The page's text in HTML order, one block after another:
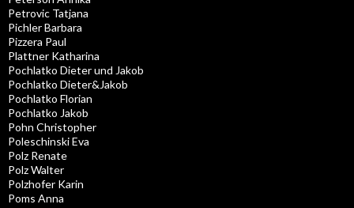
Petrovic Tatjana
Pichler Barbara
Pizzera Paul
Plattner Katharina
Pochlatko Dieter und Jakob
Pochlatko Dieter&Jakob
Pochlatko Florian
Pochlatko Jakob
Pohn Christopher
Poleschinski Eva
Polz Renate
Polz Walter
Polzhofer Karin
Poms Anna